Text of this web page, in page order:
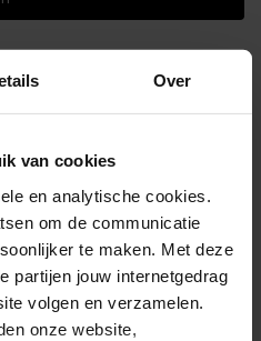
Over
van cookies
en analytische cookies.
om de communicatie
te maken. Met deze
partijen jouw internetgedrag
volgen en verzamelen.
onze website,
Schrijf review
09-2025